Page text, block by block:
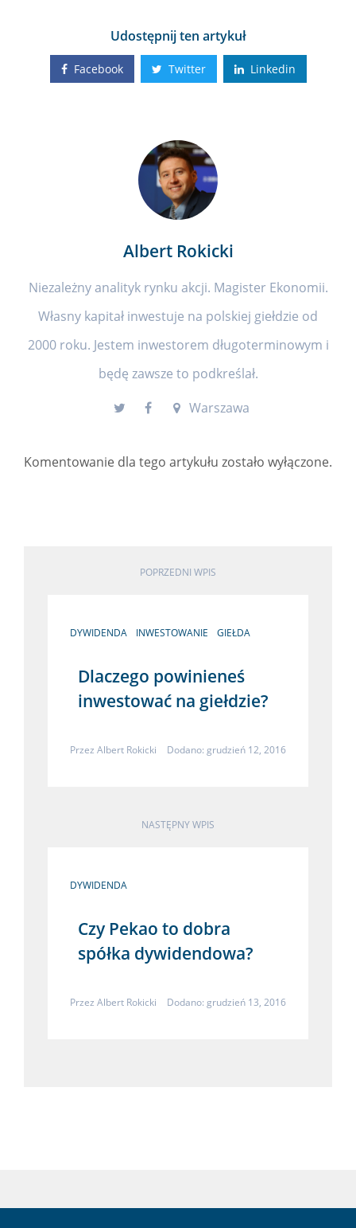
Udostępnij ten artykuł
Facebook Twitter Linkedin
Albert Rokicki
Niezależny analityk rynku akcji. Magister Ekonomii.
Własny kapitał inwestuje na polskiej giełdzie od
2000 roku. Jestem inwestorem długoterminowym i
będę zawsze to podkreślał.
Warszawa
Komentowanie dla tego artykułu zostało wyłączone.
POPRZEDNI WPIS
DYWIDENDA INWESTOWANIE GIEŁDA
Dlaczego powinieneś
inwestować na giełdzie?
Przez Albert Rokicki Dodano: grudzień 12, 2016
NASTĘPNY WPIS
DYWIDENDA
Czy Pekao to dobra
spółka dywidendowa?
Przez Albert Rokicki Dodano: grudzień 13, 2016